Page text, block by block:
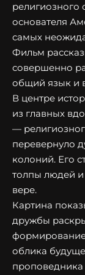
религиозного
основателя
самых
Фильм
совершенно
общий язык и
В центре
из главных
—
перевернуло
колоний. Его
толпы людей
вере.
Картина
дружбы
формирование
облика